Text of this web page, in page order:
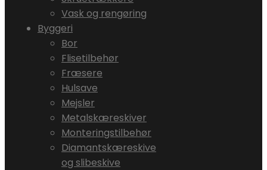
Vask og rengøring
Byggeri
Bor
Flisetilbehør
Fræsere
Hulsave
Mejsler
Metalskæreskiver
Monteringstilbehør
Diamantskæreskive
og slibeskive